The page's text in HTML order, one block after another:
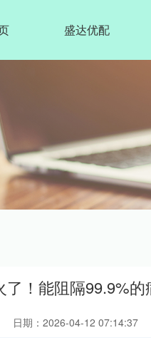
盛达优配
了！能阻隔99.9%
日期：2026-04-12 07:14:37